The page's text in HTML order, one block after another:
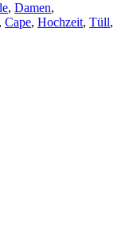
, Damen,
, Cape, Hochzeit, Tüll,